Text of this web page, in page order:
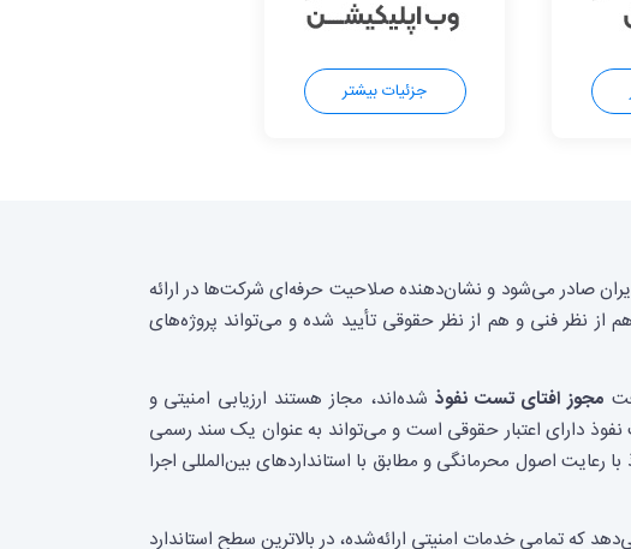
جزئیات بیشتر
صادر می‌شود و نشان‌دهنده صلاحیت حرفه‌ای شرکت‌ها در ارائه
نظر فنی و هم از نظر حقوقی تأیید شده و می‌تواند پروژه‌های
مجوز افتای تست نفوذ شده‌اند، مجاز هستند ارزیابی امنیتی و
دارای اعتبار حقوقی است و می‌تواند به عنوان یک سند رسمی
رعایت اصول محرمانگی و مطابق با استانداردهای بین‌المللی اجرا
که تمامی خدمات امنیتی ارائه‌شده، در بالاترین سطح استاندارد